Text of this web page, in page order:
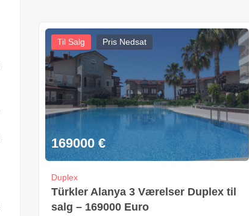
Til Salg Pris Nedsat
169000 €
Duplex
Türkler Alanya 3 Værelser Duplex til
salg – 169000 Euro